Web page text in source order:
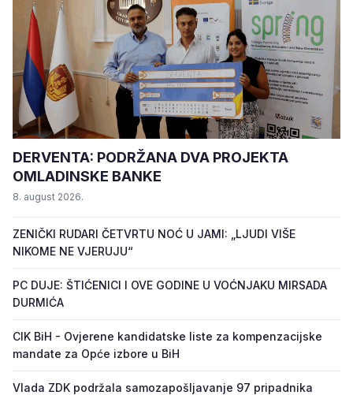
DERVENTA: PODRŽANA DVA PROJEKTA
OMLADINSKE BANKE
8. august 2026.
ZENIČKI RUDARI ČETVRTU NOĆ U JAMI: „LJUDI VIŠE
NIKOME NE VJERUJU“
PC DUJE: ŠTIĆENICI I OVE GODINE U VOĆNJAKU MIRSADA
DURMIĆA
CIK BiH - Ovjerene kandidatske liste za kompenzacijske
mandate za Opće izbore u BiH
Vlada ZDK podržala samozapošljavanje 97 pripadnika